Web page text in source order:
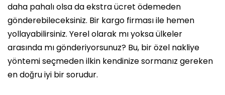
daha pahalı olsa da ekstra ücret ödemeden
gönderebileceksiniz. Bir kargo firması ile hemen
yollayabilirsiniz. Yerel olarak mı yoksa ülkeler
arasında mı gönderiyorsunuz? Bu, bir özel nakliye
yöntemi seçmeden ilkin kendinize sormanız gereken
en doğru iyi bir sorudur.